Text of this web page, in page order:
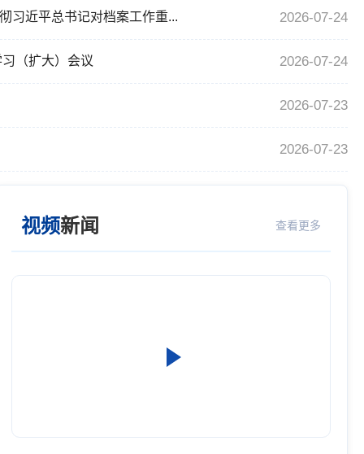
习近平总书记对档案工作重... 2026-07-24
（扩大）会议 2026-07-24
2026-07-23
2026-07-23
党支部”公示
视频新闻 查看更多